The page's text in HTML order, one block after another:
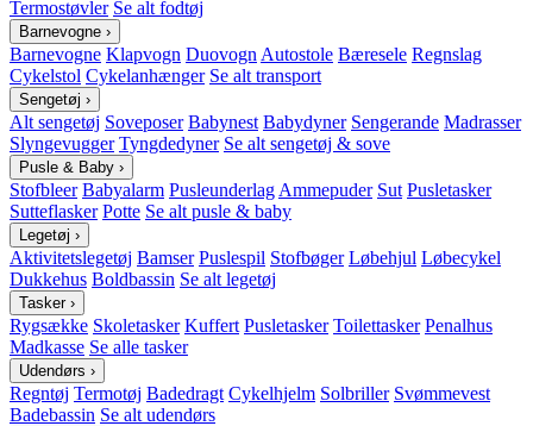
Termostøvler Se alt fodtøj
Barnevogne ›
Barnevogne Klapvogn Duovogn Autostole Bæresele Regnslag
Cykelstol Cykelanhænger Se alt transport
Sengetøj ›
Alt sengetøj Soveposer Babynest Babydyner Sengerande Madrasser
Slyngevugger Tyngdedyner Se alt sengetøj & sove
Pusle & Baby ›
Stofbleer Babyalarm Pusleunderlag Ammepuder Sut Pusletasker
Sutteflasker Potte Se alt pusle & baby
Legetøj ›
Aktivitetslegetøj Bamser Puslespil Stofbøger Løbehjul Løbecykel
Dukkehus Boldbassin Se alt legetøj
Tasker ›
Rygsække Skoletasker Kuffert Pusletasker Toilettasker Penalhus
Madkasse Se alle tasker
Udendørs ›
Regntøj Termotøj Badedragt Cykelhjelm Solbriller Svømmevest
Badebassin Se alt udendørs